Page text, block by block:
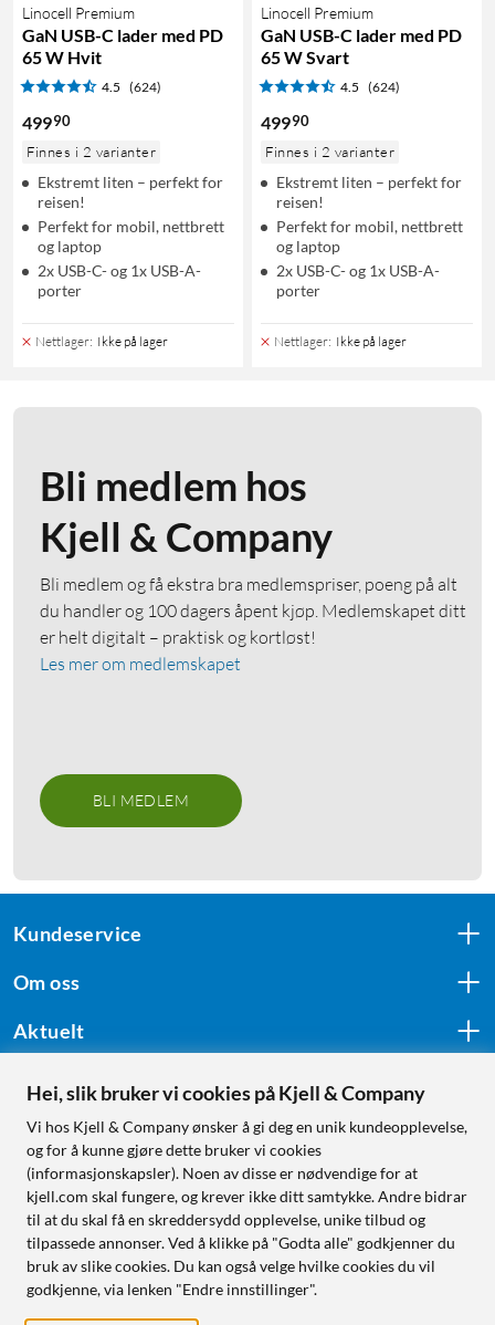
Linocell Premium
GaN USB-C lader med PD
65 W Hvit
4.5 (624)
49990
Finnes i 2 varianter
Ekstremt liten – perfekt for
reisen!
Perfekt for mobil, nettbrett
og laptop
2x USB-C- og 1x USB-A-
porter
Nettlager: Ikke på lager
Linocell Premium
GaN USB-C lader med PD
65 W Svart
4.5 (624)
49990
Finnes i 2 varianter
Ekstremt liten – perfekt for
reisen!
Perfekt for mobil, nettbrett
og laptop
2x USB-C- og 1x USB-A-
porter
Nettlager: Ikke på lager
Bli medlem hos
Kjell & Company
Bli medlem og få ekstra bra medlemspriser, poeng på alt
du handler og 100 dagers åpent kjøp. Medlemskapet ditt
er helt digitalt – praktisk og kortløst!
Les mer om medlemskapet
BLI MEDLEM
Kundeservice
Om oss
Aktuelt
Følg oss
Handle fra:
Sverige
Norge
Hei, slik bruker vi cookies på Kjell & Company
Vi hos Kjell & Company ønsker å gi deg en unik kundeopplevelse,
og for å kunne gjøre dette bruker vi cookies
(informasjonskapsler). Noen av disse er nødvendige for at
kjell.com skal fungere, og krever ikke ditt samtykke. Andre bidrar
til at du skal få en skreddersydd opplevelse, unike tilbud og
tilpassede annonser. Ved å klikke på "Godta alle" godkjenner du
bruk av slike cookies. Du kan også velge hvilke cookies du vil
godkjenne, via lenken "Endre innstillinger".